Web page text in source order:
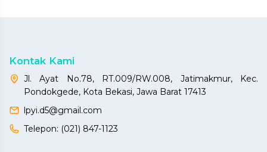
Kontak Kami
Jl. Ayat No.78, RT.009/RW.008, Jatimakmur, Kec.
Pondokgede, Kota Bekasi, Jawa Barat 17413
lpyi.d5@gmail.com
Telepon: (021) 847-1123